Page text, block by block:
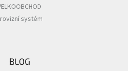
systém
BLOG